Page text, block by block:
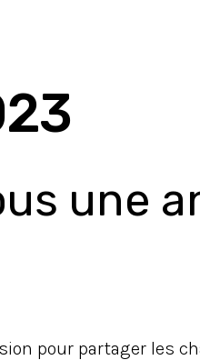
une
pour partager les